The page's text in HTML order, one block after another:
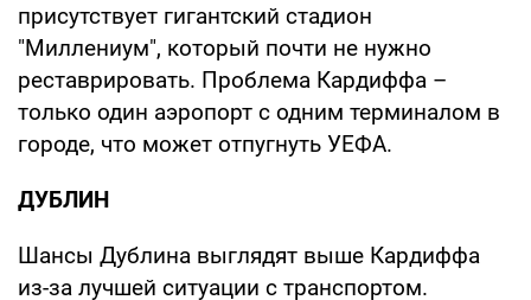
присутствует гигантский стадион
"Миллениум", который почти не нужно
реставрировать. Проблема Кардиффа –
только один аэропорт с одним терминалом в
городе, что может отпугнуть УЕФА.
ДУБЛИН
Шансы Дублина выглядят выше Кардиффа
из-за лучшей ситуации с транспортом.